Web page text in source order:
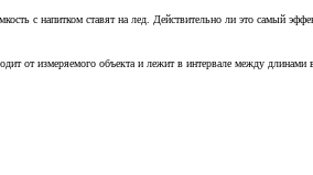
с напитком ставят на лед. Действительно ли это самый
от измеряемого объекта и лежит в интервале между длинами